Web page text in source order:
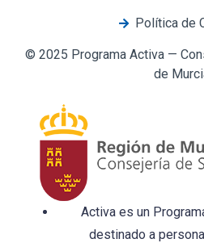
Política de
© 2025 Programa Activa —
de
Activa es un
destinado a